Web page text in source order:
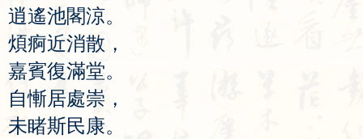
逍遙池閣涼。
煩痾近消散 ，
嘉賓復滿堂。
自慚居處崇 ，
未睹斯民康。